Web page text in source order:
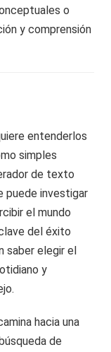
o
y comprensión
entenderlos
simples
de texto
puede investigar
el mundo
del éxito
saber elegir el
y
hacia una
de